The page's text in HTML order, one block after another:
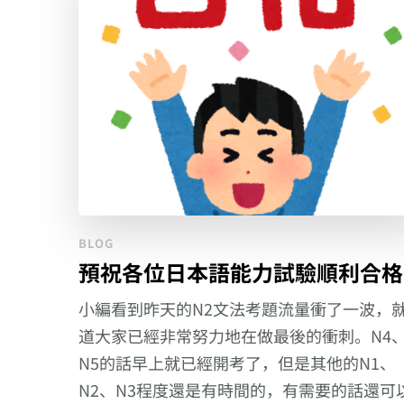
BLOG
預祝各位日本語能力試驗順利合
小編看到昨天的N2文法考題流量衝了一波，
道大家已經非常努力地在做最後的衝刺。N4、
N5的話早上就已經開考了，但是其他的N1、
N2、N3程度還是有時間的，有需要的話還可